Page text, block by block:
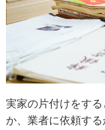
実家の片付けをす
か、業者に依頼す